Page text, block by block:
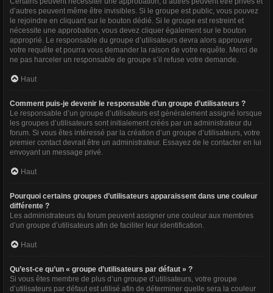
d’autres peuvent même être invisibles. Si le groupe est public, vous pouvez
le rejoindre en cliquant sur le bouton dédié. Si le groupe est restreint et
nécessite une approbation, vous devez cliquer également sur le bouton
approprié. Le responsable du groupe d’utilisateurs devra alors approuver
votre requête et pourra vous demander la raison de votre requête. Merci de
ne pas harceler un responsable de groupe s’il refuse votre demande.
Haut
Comment puis-je devenir le responsable d’un groupe d’utilisateurs ?
Le responsable d’un groupe d’utilisateurs est généralement assigné lorsque
les groupes d’utilisateurs sont initialement créés par un administrateur du
forum. Si vous êtes intéressé par la création d’un groupe d’utilisateurs, votre
premier contact devrait être un administrateur. Essayez de le contacter en lui
envoyant un message privé.
Haut
Pourquoi certains groupes d’utilisateurs apparaissent dans une couleur
différente ?
Les administrateurs du forum peuvent assigner une couleur aux membres
d’un groupe d’utilisateurs afin de faciliter leur identification.
Haut
Qu’est-ce qu’un « groupe d’utilisateurs par défaut » ?
Si vous êtes membre de plus d’un groupe d’utilisateurs, votre groupe
d’utilisateurs par défaut est utilisé afin de déterminer quelle sera la couleur